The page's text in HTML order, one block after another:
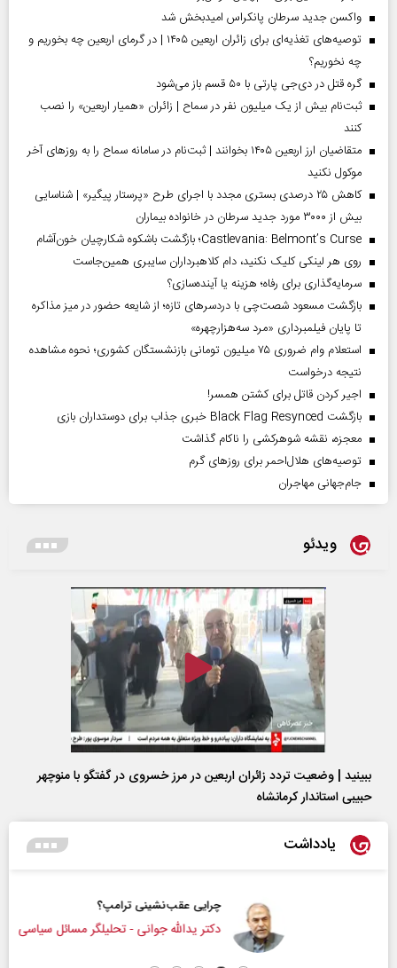
واکسن جدید سرطان پانکراس امیدبخش شد
توصیه‌های تغذیه‌ای برای زائران اربعین ۱۴۰۵ | در گرمای اربعین چه بخوریم و
چه نخوریم؟
گره قتل در دی‌جی پارتی با ۵۰ قسم باز می‌شود
ثبت‌نام بیش از یک میلیون نفر در سماح | زائران «همیار اربعین» را نصب
کنند
متقاضیان ارز اربعین ۱۴۰۵ بخوانند | ثبت‌نام در سامانه سماح را به روز‌های آخر
موکول نکنید
کاهش ۲۵ درصدی بستری مجدد با اجرای طرح «پرستار پیگیر» | شناسایی
بیش از ۳۰۰۰ مورد جدید سرطان در خانواده بیماران
Castlevania: Belmont’s Curse؛ بازگشت باشکوه شکارچیان خون‌آشام
روی هر لینکی کلیک نکنید، دام کلاهبرداران سایبری همین‌جاست
سرمایه‌گذاری برای رفاه؛ هزینه یا آینده‌سازی؟
بازگشت مسعود شصت‌چی با دردسر‌های تازه؛ از شایعه حضور در میز مذاکره
تا پایان فیلمبرداری «مرد سه‌هزارچهره»
استعلام وام ضروری ۷۵ میلیون تومانی بازنشستگان کشوری؛ نحوه مشاهده
نتیجه درخواست
اجیر کردن قاتل برای کشتن همسر!
بازگشت Black Flag Resynced خبری جذاب برای دوستداران بازی
معجزه، نقشه شوهرکشی را ناکام گذاشت
توصیه‌های هلال‌احمر برای روز‌های گرم
جام‌جهانی مهاجران
ویدئو
ببینید | وضعیت تردد زائران اربعین در مرز خسروی در گفتگو با منوچهر
حبیبی استاندار کرمانشاه
یادداشت
چرایی عقب‌نشینی ترامپ؟
دکتر یدالله جوانی - تحلیلگر مسائل سیاسی